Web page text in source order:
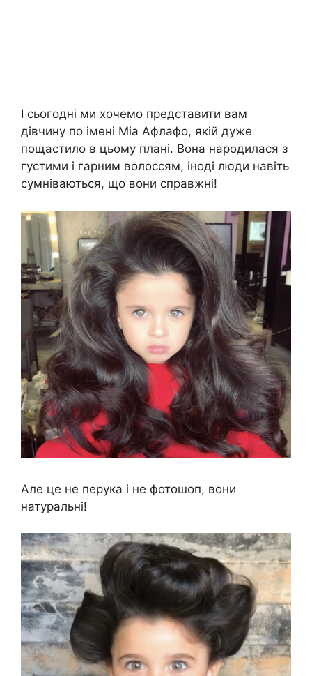
І сьогодні ми хочемо представити вам
дівчину по імені Міа Афлафо, якій дуже
пощастило в цьому плані. Вона народилася з
густими і гарним волоссям, іноді люди навіть
сумніваються, що вони справжні!
Але це не перука і не фотошоп, вони
натуральні!